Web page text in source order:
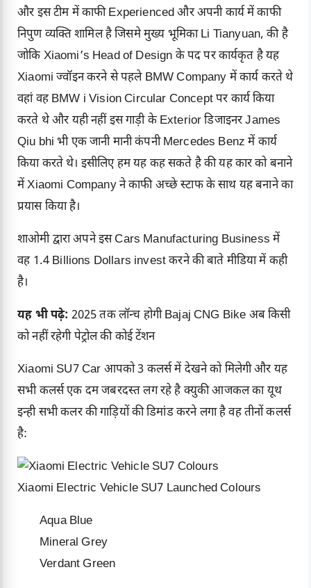
और इस टीम में काफी Experienced और अपनी कार्य में काफी
निपुण व्यक्ति शामिल है जिसमे मुख्य भूमिका Li Tianyuan, की है
जोकि Xiaomi’s Head of Design के पद पर कार्यकृत है यह
Xiaomi ज्वॉइन करने से पहले BMW Company में कार्य करते थे
वहां वह BMW i Vision Circular Concept पर कार्य किया
करते थे और यही नहीं इस गाड़ी के Exterior डिजाइनर James
Qiu bhi भी एक जानी मानी कंपनी Mercedes Benz में कार्य
किया करते थे। इसीलिए हम यह कह सकते है की यह कार को बनाने
में Xiaomi Company ने काफी अच्छे स्टाफ के साथ यह बनाने का
प्रयास किया है।
शाओमी द्वारा अपने इस Cars Manufacturing Business में
वह 1.4 Billions Dollars invest करने की बाते मीडिया में कही
है।
यह भी पढ़े: 2025 तक लॉन्च होगी Bajaj CNG Bike अब किसी
को नहीं रहेगी पेट्रोल की कोई टेंशन
Xiaomi SU7 Car आपको 3 कलर्स में देखने को मिलेगी और यह
सभी कलर्स एक दम जबरदस्त लग रहे है क्युकी आजकल का यूथ
इन्ही सभी कलर की गाड़ियों की डिमांड करने लगा है वह तीनों कलर्स
है:
Xiaomi Electric Vehicle SU7 Launched Colours
Aqua Blue
Mineral Grey
Verdant Green